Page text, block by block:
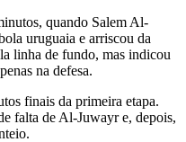
quando Salem Al-
uruguaia e arriscou da
linha de fundo, mas indicou
na defesa.
finais da primeira etapa.
falta de Al-Juwayr e, depois,